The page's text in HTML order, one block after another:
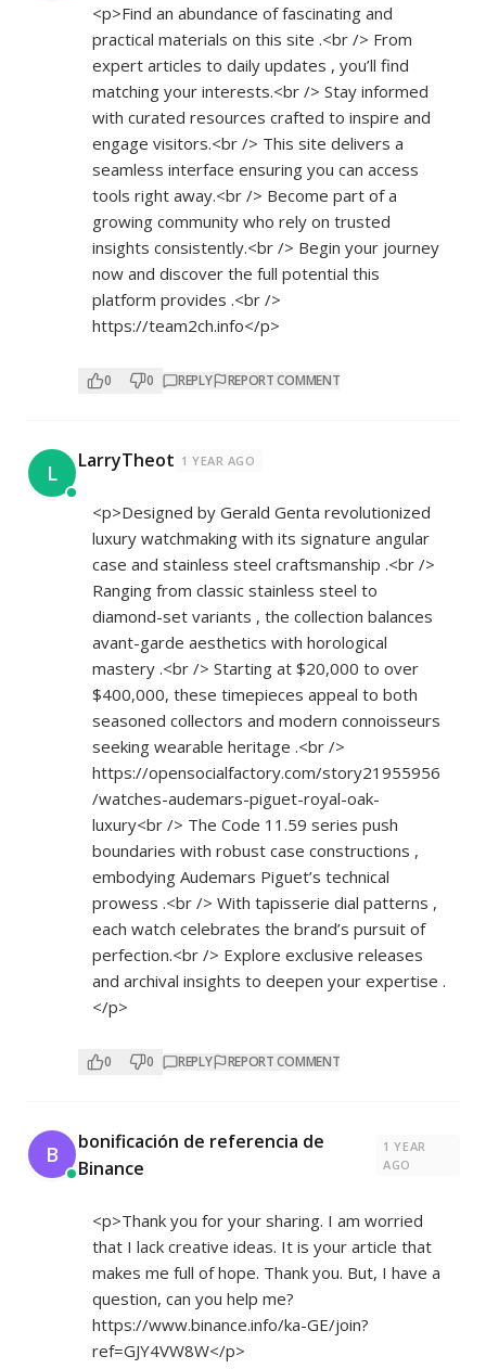
<p>Find an abundance of fascinating and
practical materials on this site .<br /> From
expert articles to daily updates , you’ll find
matching your interests.<br /> Stay informed
with curated resources crafted to inspire and
engage visitors.<br /> This site delivers a
seamless interface ensuring you can access
tools right away.<br /> Become part of a
growing community who rely on trusted
insights consistently.<br /> Begin your journey
now and discover the full potential this
platform provides .<br />
https://team2ch.info</p>
0 0 REPLY REPORT COMMENT
L LarryTheot 1 YEAR AGO
<p>Designed by Gerald Genta revolutionized
luxury watchmaking with its signature angular
case and stainless steel craftsmanship .<br />
Ranging from classic stainless steel to
diamond-set variants , the collection balances
avant-garde aesthetics with horological
mastery .<br /> Starting at $20,000 to over
$400,000, these timepieces appeal to both
seasoned collectors and modern connoisseurs
seeking wearable heritage .<br />
https://opensocialfactory.com/story21955956
/watches-audemars-piguet-royal-oak-
luxury<br /> The Code 11.59 series push
boundaries with robust case constructions ,
embodying Audemars Piguet’s technical
prowess .<br /> With tapisserie dial patterns ,
each watch celebrates the brand’s pursuit of
perfection.<br /> Explore exclusive releases
and archival insights to deepen your expertise .
</p>
0 0 REPLY REPORT COMMENT
B
bonificación de referencia de
Binance
1 YEAR
AGO
<p>Thank you for your sharing. I am worried
that I lack creative ideas. It is your article that
makes me full of hope. Thank you. But, I have a
question, can you help me?
https://www.binance.info/ka-GE/join?
ref=GJY4VW8W</p>